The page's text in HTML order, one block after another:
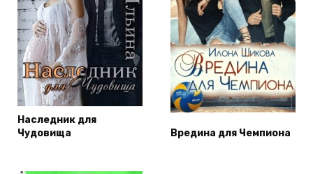
Наследник для
Чудовища
Вредина для Чемпиона